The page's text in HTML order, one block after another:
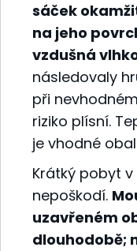
sáček
na jeho
vzdušná
následovaly
při
riziko plísní.
je vhodné
Krátký pobyt
nepoškodí.
uzavřeném
dlouhodobě;